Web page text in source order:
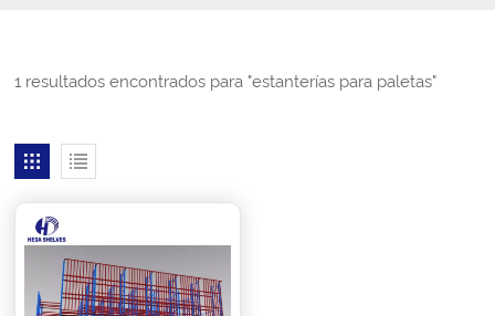
1 resultados encontrados para "estanterías para paletas"